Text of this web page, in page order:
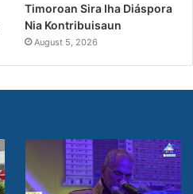
Timoroan Sira Iha Diáspora
Nia Kontribuisaun
August 5, 2026